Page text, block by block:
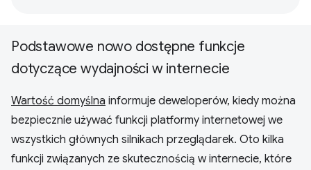
Podstawowe nowo dostępne funkcje
dotyczące wydajności w internecie
Wartość domyślna informuje deweloperów, kiedy można
bezpiecznie używać funkcji platformy internetowej we
wszystkich głównych silnikach przeglądarek. Oto kilka
funkcji związanych ze skutecznością w internecie, które